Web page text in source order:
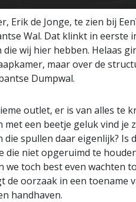
Erik de Jonge, te zien bij
Wal. Dat klinkt in eerste
wij hier hebben. Helaas
maar over de
Dumpwal.
outlet, er is van alles te
een beetje geluk vind je
spullen daar eigenlijk? Is
niet opgeruimd te houden
toch best even wachten
oorzaak in een toename
handhaven.